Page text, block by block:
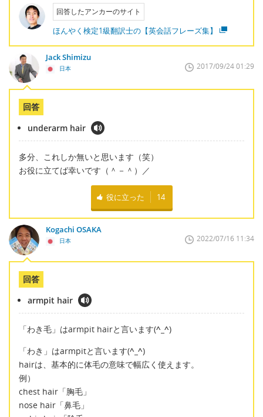
回答したアンカーのサイト
ほんやく検定1級翻訳士の【英会話フレーズ集】
Jack Shimizu
日本 2017/09/24 01:29
回答
underarm hair
多分、これしか無いと思います（笑）
お役に立てば幸いです（＾－＾）／
役に立った 14
Kogachi OSAKA
日本 2022/07/16 11:34
回答
armpit hair
「わき毛」はarmpit hairと言います(^_^)
「わき」はarmpitと言います(^_^)
hairは、基本的に体毛の意味で幅広く使えます。
例）
chest hair「胸毛」
nose hair「鼻毛」